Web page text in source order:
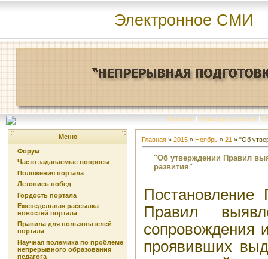
Электронное СМИ
Главная | Команда портала | О
Меню
Форум
Часто задаваемые вопросы
Положения портала
Летопись побед
Гордость портала
Еженедельная рассылка
новостей портала
Правила для пользователей
портала
Научная полемика по проблеме
непрерывного образования
педагога
Главная » 2015 » Ноябрь » 21 » "Об
"Об утверждении Правил
развития"
Правил
сопровождения
проявивших